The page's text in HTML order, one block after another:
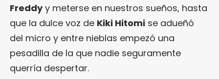
Freddyy meterse en nuestros sueños, hasta
que la dulce voz de Kiki Hitomi se adueñó
del micro y entre nieblas empezó una
pesadilla de la que nadie seguramente
querría despertar.